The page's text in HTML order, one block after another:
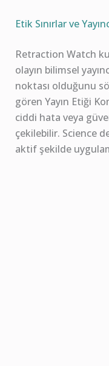
Etik Sınırlar ve
Retraction Watch
olayın bilimsel
noktası olduğunu
gören Yayın Etiği
ciddi hata veya
çekilebilir. Science
aktif şekilde